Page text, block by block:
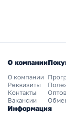
О компании
О компании
Реквизиты
Контакты
Вакансии
Информация